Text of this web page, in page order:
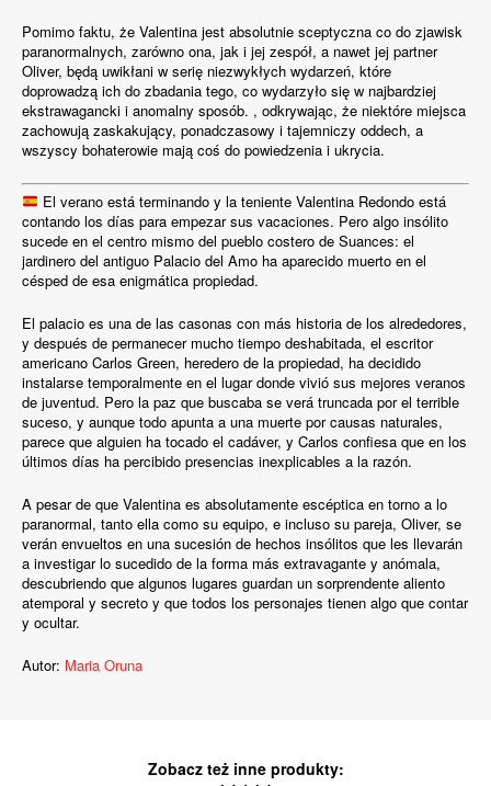
Pomimo faktu, że Valentina jest absolutnie sceptyczna co do zjawisk
paranormalnych, zarówno ona, jak i jej zespół, a nawet jej partner
Oliver, będą uwikłani w serię niezwykłych wydarzeń, które
doprowadzą ich do zbadania tego, co wydarzyło się w najbardziej
ekstrawagancki i anomalny sposób. , odkrywając, że niektóre miejsca
zachowują zaskakujący, ponadczasowy i tajemniczy oddech, a
wszyscy bohaterowie mają coś do powiedzenia i ukrycia.
El verano está terminando y la teniente Valentina Redondo está
contando los días para empezar sus vacaciones. Pero algo insólito
sucede en el centro mismo del pueblo costero de Suances: el
jardinero del antiguo Palacio del Amo ha aparecido muerto en el
césped de esa enigmática propiedad.
El palacio es una de las casonas con más historia de los alrededores,
y después de permanecer mucho tiempo deshabitada, el escritor
americano Carlos Green, heredero de la propiedad, ha decidido
instalarse temporalmente en el lugar donde vivió sus mejores veranos
de juventud. Pero la paz que buscaba se verá truncada por el terrible
suceso, y aunque todo apunta a una muerte por causas naturales,
parece que alguien ha tocado el cadáver, y Carlos confiesa que en los
últimos días ha percibido presencias inexplicables a la razón.
A pesar de que Valentina es absolutamente escéptica en torno a lo
paranormal, tanto ella como su equipo, e incluso su pareja, Oliver, se
verán envueltos en una sucesión de hechos insólitos que les llevarán
a investigar lo sucedido de la forma más extravagante y anómala,
descubriendo que algunos lugares guardan un sorprendente aliento
atemporal y secreto y que todos los personajes tienen algo que contar
y ocultar.
Autor: Maria Oruna
Zobacz też inne produkty: